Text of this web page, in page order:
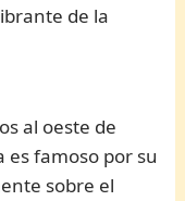
de la
al oeste de
es famoso por su
sobre el